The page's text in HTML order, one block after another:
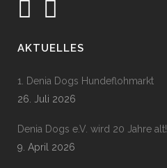
AKTUELLES
1. Denia Dogs Hundeflohmarkt
26. Juli 2026
Denia Dogs e.V. wird 20 Jahre alt!
9. April 2026